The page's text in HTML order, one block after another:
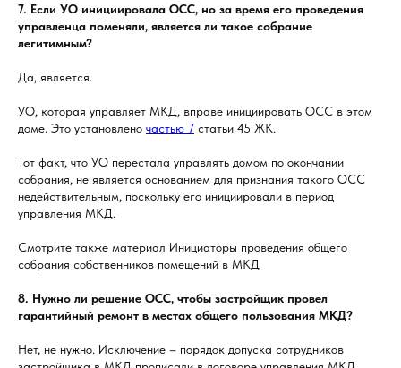
7. Если УО инициировала ОСС, но за время его проведения
управленца поменяли, является ли такое собрание
легитимным?
Да, является.
УО, которая управляет МКД, вправе инициировать ОСС в этом
доме. Это установлено частью 7 статьи 45 ЖК.
Тот факт, что УО перестала управлять домом по окончании
собрания, не является основанием для признания такого ОСС
недействительным, поскольку его инициировали в период
управления МКД.
Смотрите также материал Инициаторы проведения общего
собрания собственников помещений в МКД
8. Нужно ли решение ОСС, чтобы застройщик провел
гарантийный ремонт в местах общего пользования МКД?
Нет, не нужно. Исключение – порядок допуска сотрудников